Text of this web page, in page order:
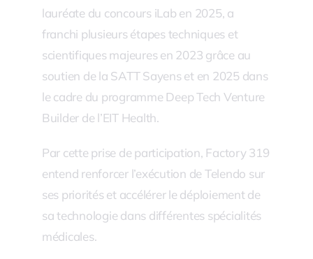
lauréate du concours iLab en 2025, a
franchi plusieurs étapes techniques et
scientifiques majeures en 2023 grâce au
soutien de la SATT Sayens et en 2025 dans
le cadre du programme Deep Tech Venture
Builder de l’EIT Health.
Par cette prise de participation, Factory 319
entend renforcer l’exécution de Telendo sur
ses priorités et accélérer le déploiement de
sa technologie dans différentes spécialités
médicales.